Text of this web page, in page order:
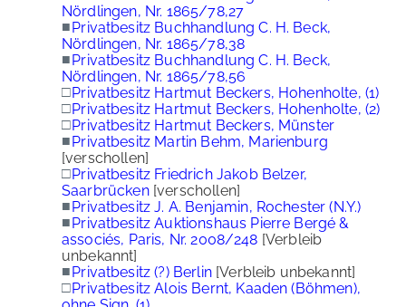
Nördlingen, Nr. 1865/78,27
■Privatbesitz Buchhandlung C. H. Beck,
Nördlingen, Nr. 1865/78,38
■Privatbesitz Buchhandlung C. H. Beck,
Nördlingen, Nr. 1865/78,56
□Privatbesitz Hartmut Beckers, Hohenholte, (1)
□Privatbesitz Hartmut Beckers, Hohenholte, (2)
□Privatbesitz Hartmut Beckers, Münster
■Privatbesitz Martin Behm, Marienburg
[verschollen]
□Privatbesitz Friedrich Jakob Belzer,
Saarbrücken[verschollen]
■Privatbesitz J. A. Benjamin, Rochester (N.Y.)
■Privatbesitz Auktionshaus Pierre Bergé &
associés, Paris, Nr. 2008/248 [Verbleib
unbekannt]
■Privatbesitz (?) Berlin[Verbleib unbekannt]
□Privatbesitz Alois Bernt, Kaaden (Böhmen),